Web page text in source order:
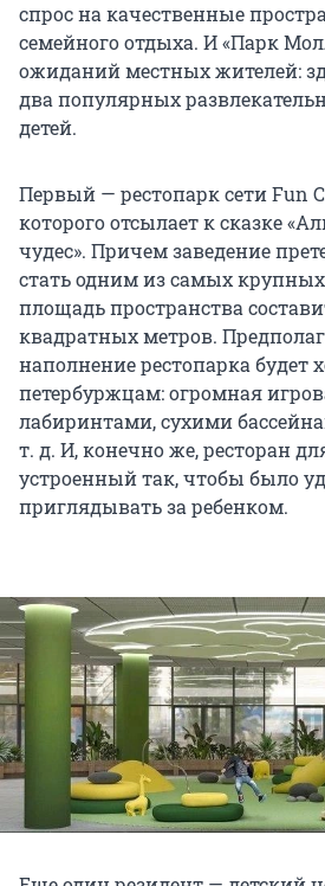
спрос на качественные
семейного отдыха. И «Парк
ожиданий местных жителей:
два популярных
детей.
Первый — рестопарк сети Fun
которого отсылает к сказке
чудес». Причем заведение
стать одним из самых
площадь пространства
квадратных метров.
наполнение рестопарка будет
петербуржцам: огромная
лабиринтами, сухими
т. д. И, конечно же, ресторан
устроенный так, чтобы было
приглядывать за ребенком.